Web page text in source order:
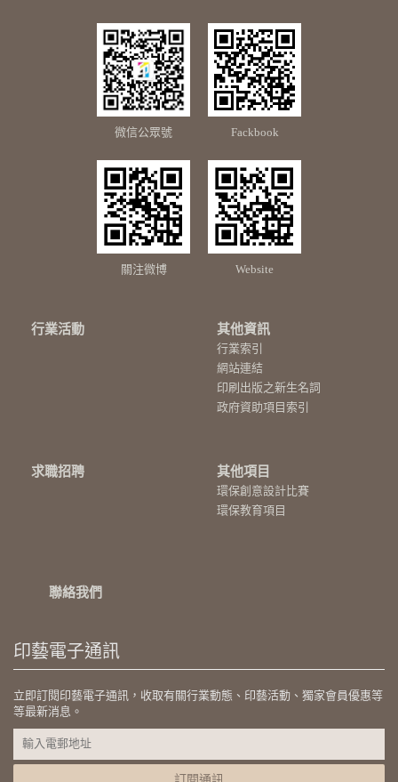
微信公眾號 Fackbook
關注微博 Website
行業活動 其他資訊
行業索引
網站連結
印刷出版之新生名詞
政府資助項目索引
求職招聘 其他項目
環保創意設計比賽
環保教育項目
聯絡我們
印藝電子通訊
立即訂閱印藝電子通訊，收取有關行業動態、印藝活動、獨家會員優惠等
等最新消息。